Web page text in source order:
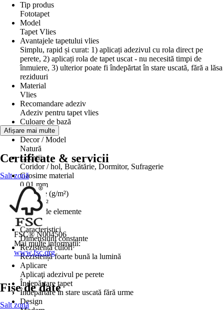
Tip produs
Fototapet
Model
Tapet Vlies
Avantajele tapetului vlies
Simplu, rapid și curat: 1) aplicați adezivul cu rola direct pe
perete, 2) aplicați rola de tapet uscat - nu necesită timpi de
înmuiere, 3) ulterior poate fi îndepărtat în stare uscată, fără a lăsa
reziduuri
Material
Vlies
Recomandare adeziv
Adeziv pentru tapet vlies
Culoare de bază
Alb
Decor / Model
Natură
Locații
Coridor / hol, Bucătărie, Dormitor, Sufragerie
Grosime material
0,01 mm
Greutate (g/m²)
175 g/m²
Număr de elemente
4
Caracteristici
Dimensiuni constante
Rezistență culori
Rezistență foarte bună la lumină
Aplicare
Aplicaţi adezivul pe perete
Îndepărtare tapet
Îndepărtare în stare uscată fără urme
Design
Afișare mai multe
Certificate & servicii
Salt zonă
FSC® N004506
Mai multe informații:
www.fsc.org
Fișe de date
Salt zonă